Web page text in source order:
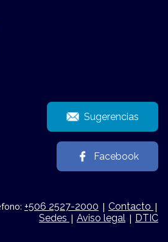
Sugerencias
Facebook
+506 2527-2000 | Contacto |
Sedes | Aviso legal | DTIC